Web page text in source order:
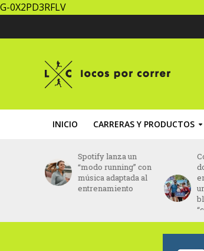
G-0X2PD3RFLV
INICIO CARRERAS Y PRODUCTOS
Corredores sin
dorsal: tres
empresas crearán
un registro para
Aires